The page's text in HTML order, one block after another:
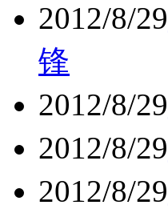
2012/8/29
锋
2012/8/29
2012/8/29
2012/8/29